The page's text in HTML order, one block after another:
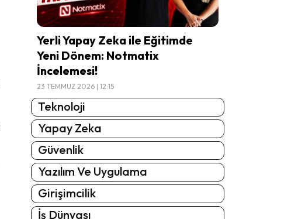
Yerli Yapay Zeka ile Eğitimde
Yeni Dönem: Notmatix
İncelemesi!
23 TEMMUZ 2026 | 12:15
Teknoloji
Yapay Zeka
Güvenlik
Yazılım Ve Uygulama
Girişimcilik
İş Dünyası